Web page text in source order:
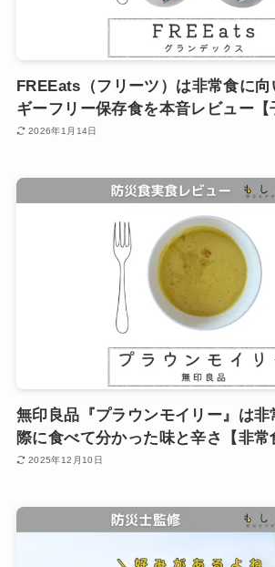
FREEats（フリーツ）は非常食に
ギーフリー保存食を本音レビュー【
2026年1月14日
無印良品『プラウンモイリー』は
際に食べて分かった味と辛さ【非常
2025年12月10日